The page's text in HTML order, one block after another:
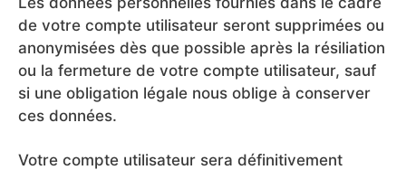
de votre compte utilisateur seront supprimées ou
anonymisées dès que possible après la résiliation
ou la fermeture de votre compte utilisateur, sauf
si une obligation légale nous oblige à conserver
ces données.
Votre compte utilisateur sera définitivement